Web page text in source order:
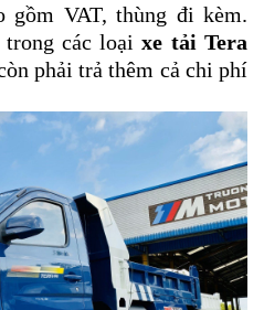
VAT, thùng đi kèm.
trong các loạixe tải Tera
phải trả thêm cả chi phí